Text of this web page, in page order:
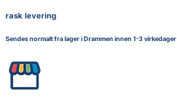
rask levering
Sendes normalt fra lager i Drammen innen 1-3 virkedager